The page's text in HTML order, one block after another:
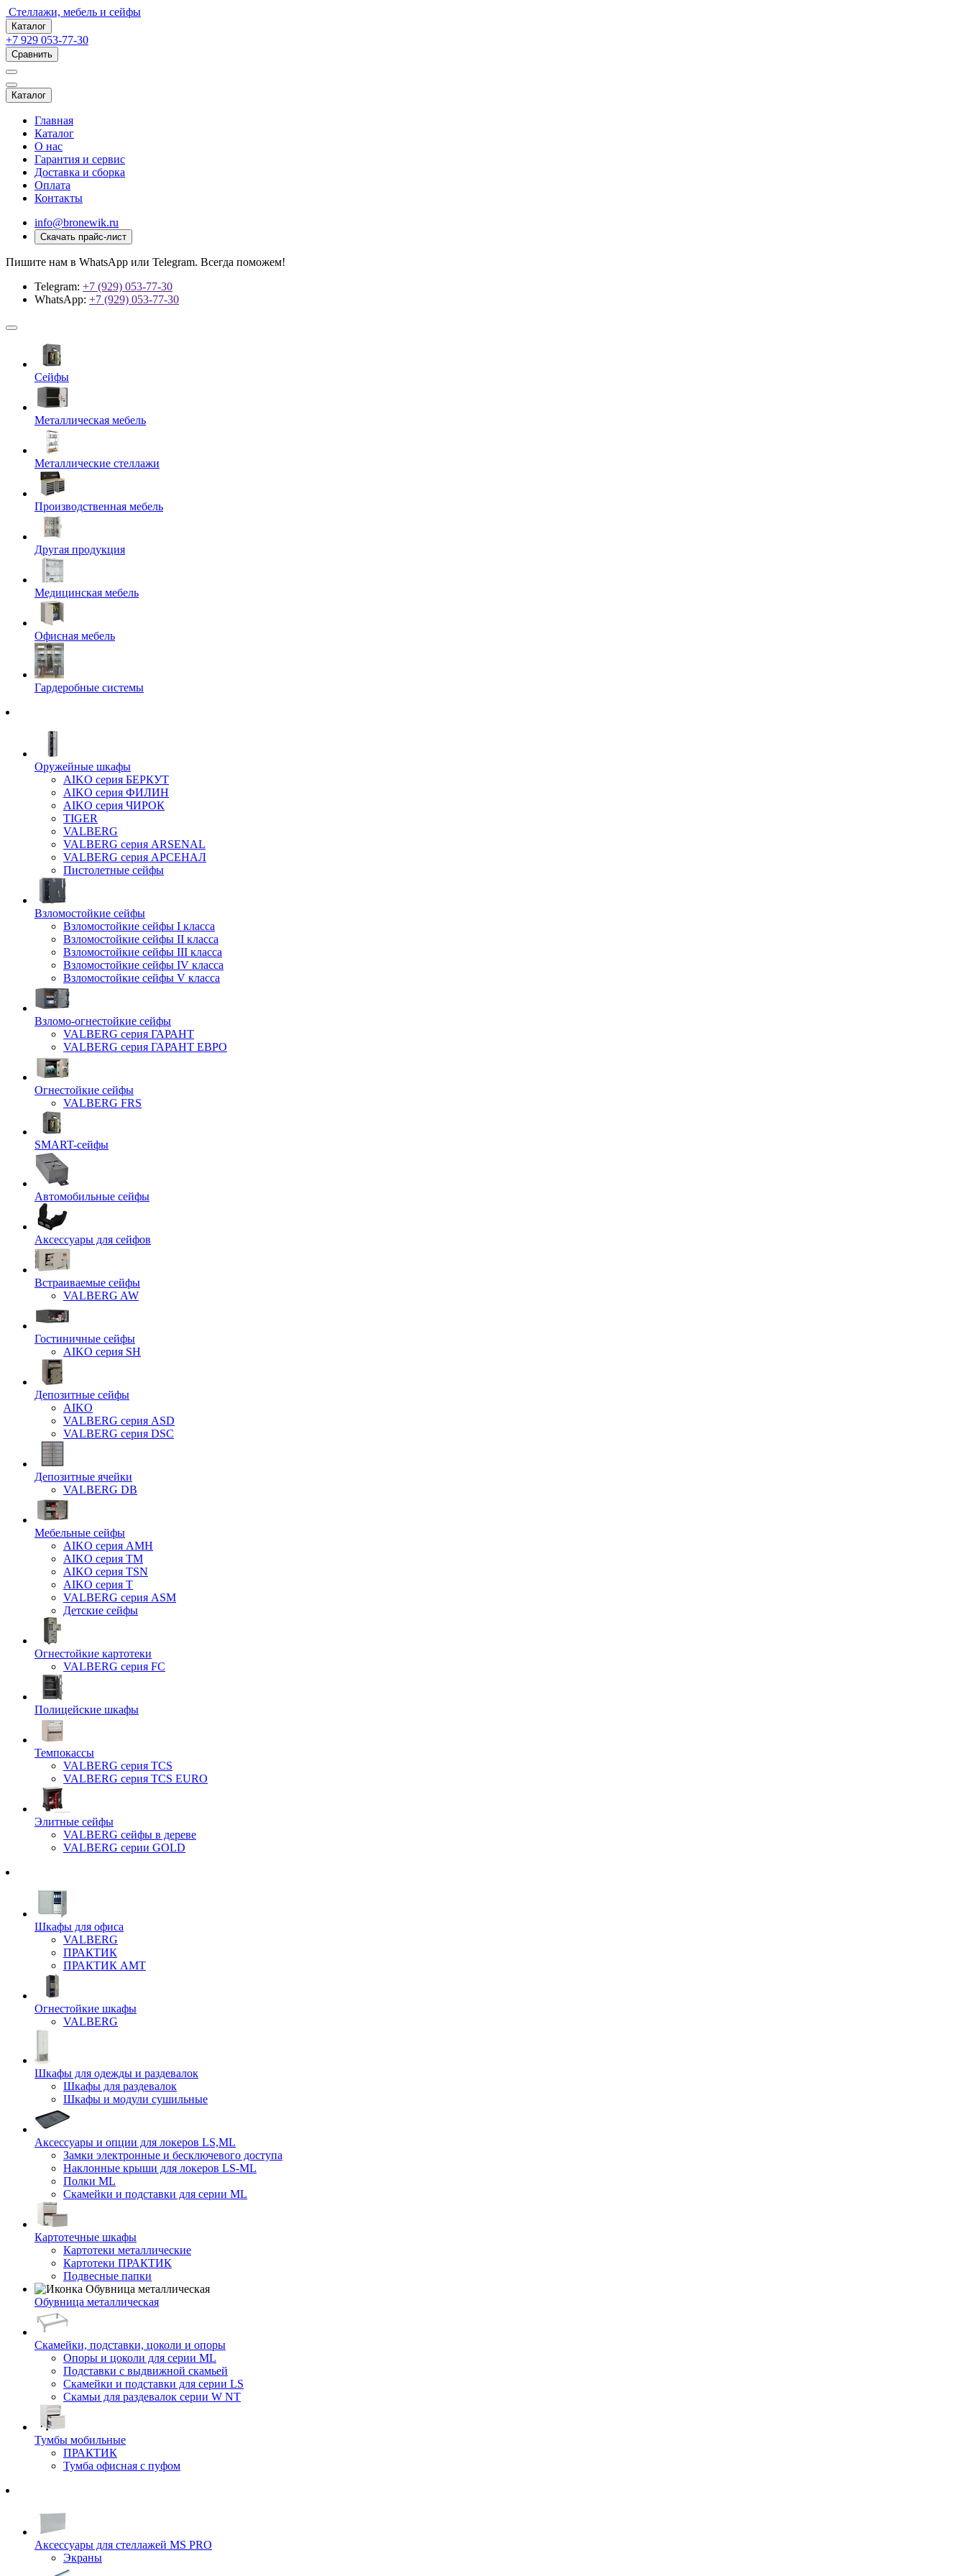
Стеллажи, мебель и сейфы
Каталог
+7 929 053-77-30
Сравнить
Каталог
Главная
Каталог
О нас
Гарантия и сервис
Доставка и сборка
Оплата
Контакты
info@bronewik.ru
Скачать прайс-лист
Пишите нам в WhatsApp или Telegram. Всегда поможем!
Telegram: +7 (929) 053-77-30
WhatsApp: +7 (929) 053-77-30
Сейфы
Металлическая мебель
Металлические стеллажи
Производственная мебель
Другая продукция
Медицинская мебель
Офисная мебель
Гардеробные системы
Оружейные шкафы
AIKO серия БЕРКУТ
AIKO серия ФИЛИН
AIKO серия ЧИРОК
TIGER
VALBERG
VALBERG серия ARSENAL
VALBERG серия АРСЕНАЛ
Пистолетные сейфы
Взломостойкие сейфы
Взломостойкие сейфы I класса
Взломостойкие сейфы II класса
Взломостойкие сейфы III класса
Взломостойкие сейфы IV класса
Взломостойкие сейфы V класса
Взломо-огнестойкие сейфы
VALBERG серия ГАРАНТ
VALBERG серия ГАРАНТ ЕВРО
Огнестойкие сейфы
VALBERG FRS
SMART-сейфы
Автомобильные сейфы
Аксессуары для сейфов
Встраиваемые сейфы
VALBERG AW
Гостиничные сейфы
AIKO серия SH
Депозитные сейфы
AIKO
VALBERG серия ASD
VALBERG серия DSC
Депозитные ячейки
VALBERG DB
Мебельные сейфы
AIKO серия AMH
AIKO серия TM
AIKO серия TSN
AIKO серия Т
VALBERG серия ASM
Детские сейфы
Огнестойкие картотеки
VALBERG серия FC
Полицейские шкафы
Темпокассы
VALBERG серия TCS
VALBERG серия TCS EURO
Элитные сейфы
VALBERG сейфы в дереве
VALBERG серии GOLD
Шкафы для офиса
VALBERG
ПРАКТИК
ПРАКТИК AMT
Огнестойкие шкафы
VALBERG
Шкафы для одежды и раздевалок
Шкафы для раздевалок
Шкафы и модули сушильные
Аксессуары и опции для локеров LS,ML
Замки электронные и бесключевого доступа
Наклонные крыши для локеров LS-ML
Полки ML
Скамейки и подставки для серии ML
Картотечные шкафы
Картотеки металлические
Картотеки ПРАКТИК
Подвесные папки
Обувница металлическая
Скамейки, подставки, цоколи и опоры
Опоры и цоколи для серии ML
Подставки с выдвижной скамьей
Скамейки и подставки для серии LS
Скамьи для раздевалок серии W NT
Тумбы мобильные
ПРАКТИК
Тумба офисная с пуфом
Аксессуары для стеллажей MS PRO
Экраны